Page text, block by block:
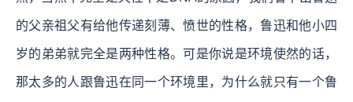
的父亲祖父有给他传递刻薄、愤世的性格，鲁迅和他小四
岁的弟弟就完全是两种性格。可是你说是环境使然的话，
那太多的人跟鲁迅在同一个环境里，为什么就只有一个鲁